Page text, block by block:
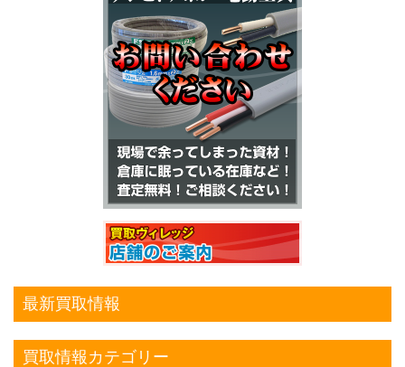
最新買取情報
買取情報カテゴリー